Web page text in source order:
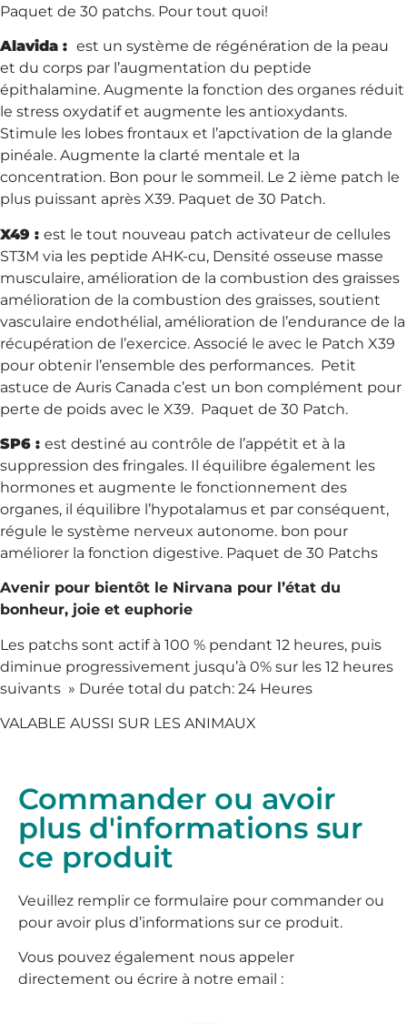
Paquet de 30 patchs. Pour tout quoi!
Alavida : est un système de régénération de la peau
et du corps par l’augmentation du peptide
épithalamine. Augmente la fonction des organes réduit
le stress oxydatif et augmente les antioxydants.
Stimule les lobes frontaux et l’apctivation de la glande
pinéale. Augmente la clarté mentale et la
concentration. Bon pour le sommeil. Le 2 ième patch le
plus puissant après X39. Paquet de 30 Patch.
X49 : est le tout nouveau patch activateur de cellules
ST3M via les peptide AHK-cu, Densité osseuse masse
musculaire, amélioration de la combustion des graisses
amélioration de la combustion des graisses, soutient
vasculaire endothélial, amélioration de l’endurance de la
récupération de l’exercice. Associé le avec le Patch X39
pour obtenir l’ensemble des performances. Petit
astuce de Auris Canada c’est un bon complément pour
perte de poids avec le X39. Paquet de 30 Patch.
SP6 : est destiné au contrôle de l’appétit et à la
suppression des fringales. Il équilibre également les
hormones et augmente le fonctionnement des
organes, il équilibre l’hypotalamus et par conséquent,
régule le système nerveux autonome. bon pour
améliorer la fonction digestive. Paquet de 30 Patchs
Avenir pour bientôt le Nirvana pour l’état du
bonheur, joie et euphorie
Les patchs sont actif à 100 % pendant 12 heures, puis
diminue progressivement jusqu’à 0% sur les 12 heures
suivants » Durée total du patch: 24 Heures
VALABLE AUSSI SUR LES ANIMAUX
Commander ou avoir
plus d'informations sur
ce produit
Veuillez remplir ce formulaire pour commander ou
pour avoir plus d’informations sur ce produit.
Vous pouvez également nous appeler
directement ou écrire à notre email :